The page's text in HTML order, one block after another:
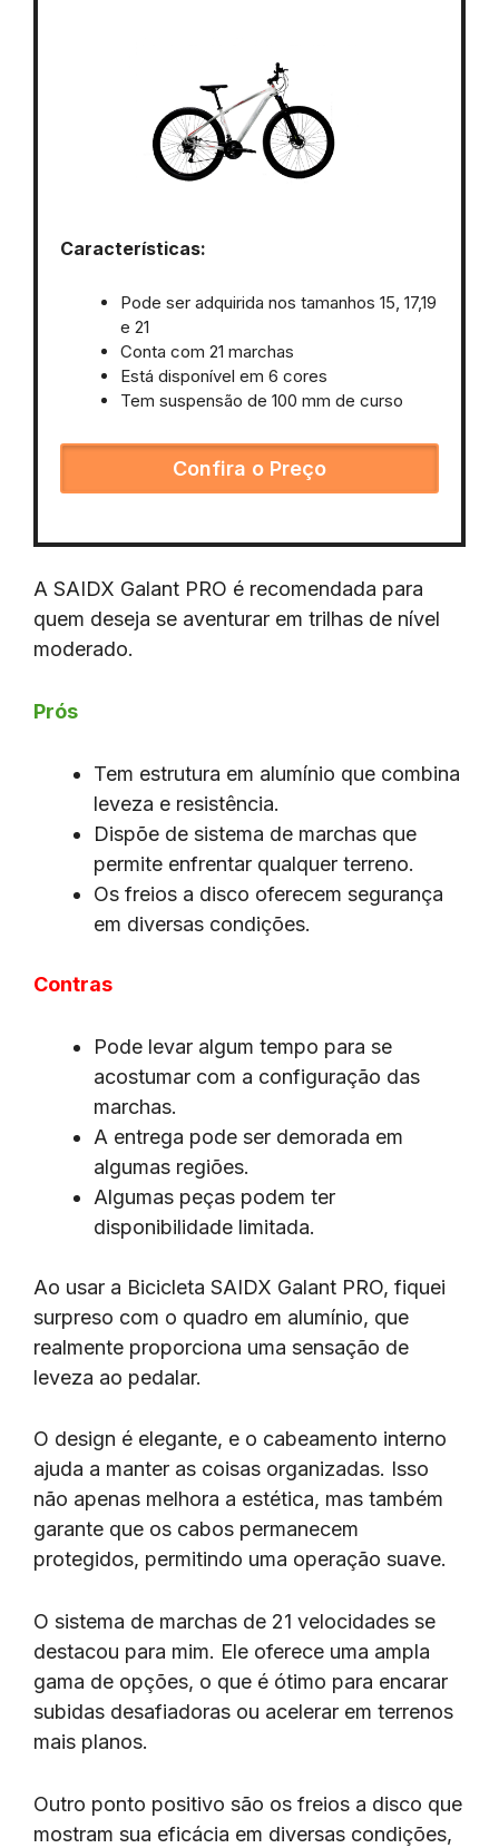
Características:
Pode ser adquirida nos tamanhos 15, 17,19
e 21
Conta com 21 marchas
Está disponível em 6 cores
Tem suspensão de 100 mm de curso
Confira o Preço
A SAIDX Galant PRO é recomendada para
quem deseja se aventurar em trilhas de nível
moderado.
Prós
Tem estrutura em alumínio que combina
leveza e resistência.
Dispõe de sistema de marchas que
permite enfrentar qualquer terreno.
Os freios a disco oferecem segurança
em diversas condições.
Contras
Pode levar algum tempo para se
acostumar com a configuração das
marchas.
A entrega pode ser demorada em
algumas regiões.
Algumas peças podem ter
disponibilidade limitada.
Ao usar a Bicicleta SAIDX Galant PRO, fiquei
surpreso com o quadro em alumínio, que
realmente proporciona uma sensação de
leveza ao pedalar.
O design é elegante, e o cabeamento interno
ajuda a manter as coisas organizadas. Isso
não apenas melhora a estética, mas também
garante que os cabos permanecem
protegidos, permitindo uma operação suave.
O sistema de marchas de 21 velocidades se
destacou para mim. Ele oferece uma ampla
gama de opções, o que é ótimo para encarar
subidas desafiadoras ou acelerar em terrenos
mais planos.
Outro ponto positivo são os freios a disco que
mostram sua eficácia em diversas condições,